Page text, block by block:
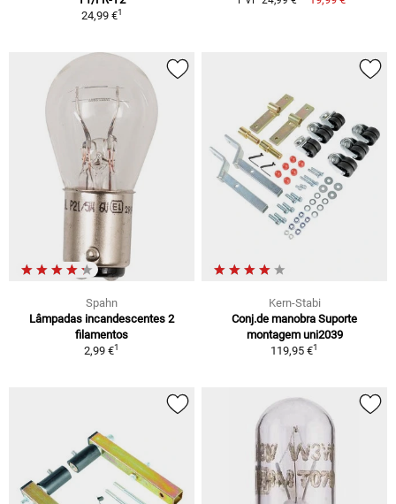
24,99 €1
Spahn
Lâmpadas incandescentes 2
filamentos
2,99 €1
Kern-Stabi
Conj.de manobra Suporte
montagem uni2039
119,95 €1